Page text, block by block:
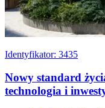
Identyfikator: 3435
Nowy standard
technologia i